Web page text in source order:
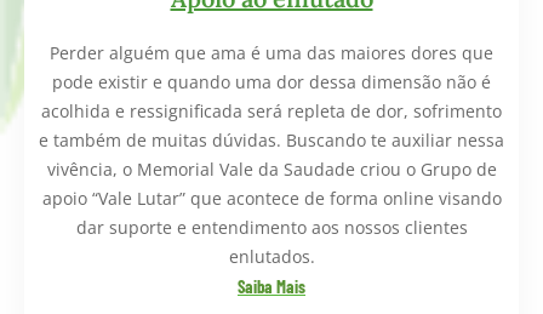
Perder alguém que ama é uma das maiores dores que
pode existir e quando uma dor dessa dimensão não é
acolhida e ressignificada será repleta de dor, sofrimento
e também de muitas dúvidas. Buscando te auxiliar nessa
vivência, o Memorial Vale da Saudade criou o Grupo de
apoio “Vale Lutar” que acontece de forma online visando
dar suporte e entendimento aos nossos clientes
enlutados.
Saiba Mais